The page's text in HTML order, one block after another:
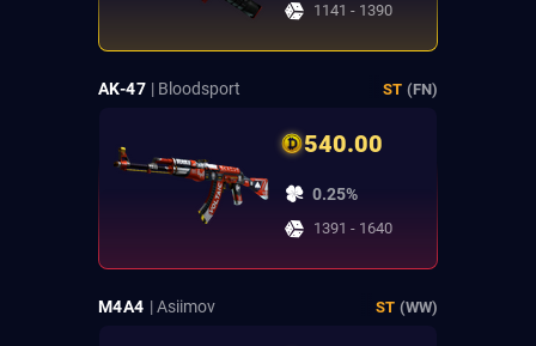
1141 - 1390
AK-47 | Bloodsport ST (FN)
540.00
0.25%
1391 - 1640
M4A4 | Asiimov ST (WW)